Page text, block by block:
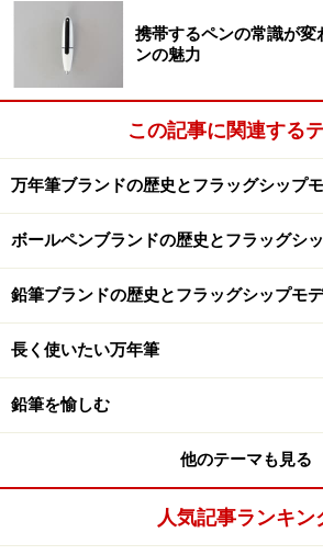
パーツで構成されているにもかかわ
つきたまったくみられない。高品質
なところにも見え隠れしている。胴
うシンプルな構成は、故障が起こり
での利点もある。
まさに、永く愛用できるデザインで
銀の風合いを愉しむ。
手にしてみると、ひんやりとした冷
おかげだろう。銀がふんだんに使わ
の重厚感ほどの重さは感じられない
携帯するペンの常識が
ンの魅力
この記事に関連する
万年筆ブランドの歴史とフラッグシップ
ボールペンブランドの歴史とフラッグシ
鉛筆ブランドの歴史とフラッグシップモ
長く使いたい万年筆
鉛筆を愉しむ
他のテーマも見る
人気記事ランキン